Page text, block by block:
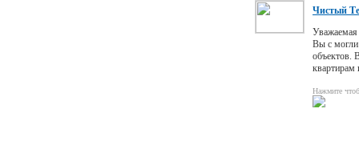
Чистый
Уважаемая
Вы с могли
объектов.
квартирам
Нажмите